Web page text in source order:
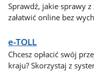
Sprawdź, jakie sprawy
załatwić online bez
e-TOLL
Chcesz opłacić swój
kraju? Skorzystaj z